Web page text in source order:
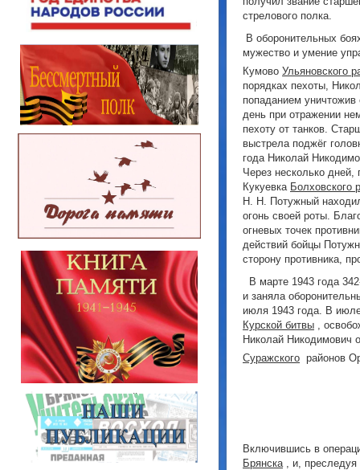
стрелового полка.
В оборонительных
мужество и умение
Кумово Ульяновского
порядках пехоты,
попаданием
день при отражении
пехоту от танков.
выстрела поджёг
года Николай
Через несколько
Кукуевка Болховского
Н. Н. Потужный
огонь своей роты.
огневых точек
действий бойцы
сторону противника,
В марте 1943 года
и заняла
июля 1943 года. В
Курской битвы ,
Николай Никодимович
Суражского районов
Включившись в
Брянска , и,